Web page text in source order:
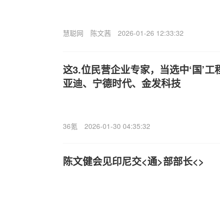
慧聪网 陈文茜 2026-01-26 12:33:32
这3.位民营企业专家，当选中‘国’
亚迪、宁德时代、金发科技
36氪 2026-01-30 04:35:32
陈文健会见印尼交<通>部部长<>